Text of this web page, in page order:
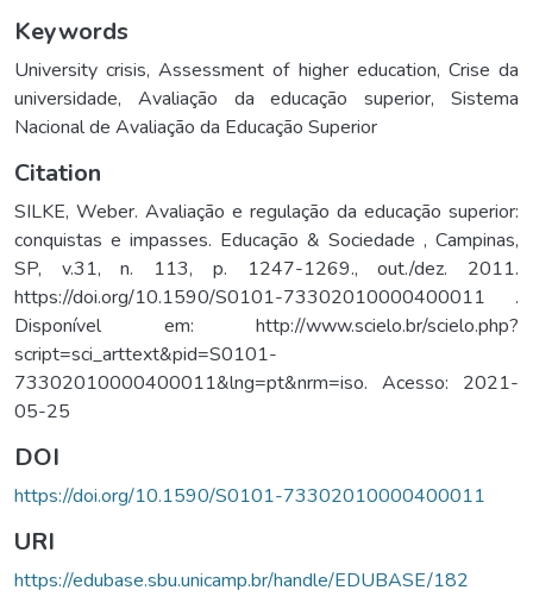
Keywords
University crisis,Assessment of higher education, Crise da
universidade, Avaliação da educação superior,Sistema
Nacional de Avaliação da Educação Superior
Citation
SILKE, Weber. Avaliação e regulação da educação superior:
conquistas e impasses. Educação & Sociedade , Campinas,
SP, v.31, n. 113, p. 1247-1269., out./dez. 2011.
https://doi.org/10.1590/S0101-73302010000400011 .
Disponível em: http://www.scielo.br/scielo.php?
script=sci_arttext&pid=S0101-
73302010000400011&lng=pt&nrm=iso. Acesso: 2021-
05-25
DOI
https://doi.org/10.1590/S0101-73302010000400011
URI
https://edubase.sbu.unicamp.br/handle/EDUBASE/182